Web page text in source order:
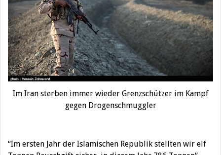
Im Iran sterben immer wieder Grenzschützer im Kampf
gegen Drogenschmuggler
“Im ersten Jahr der Islamischen Republik stellten wir elf